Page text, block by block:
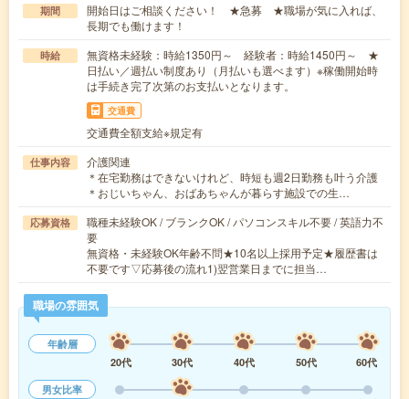
期間
開始日はご相談ください！ ★急募 ★職場が気に入れば、
長期でも働けます！
時給
無資格未経験：時給1350円～ 経験者：時給1450円～ ★
日払い／週払い制度あり（月払いも選べます）※稼働開始時
は手続き完了次第のお支払いとなります。
交通費
交通費全額支給※規定有
仕事内容
介護関連
＊在宅勤務はできないけれど、時短も週2日勤務も叶う介護
＊おじいちゃん、おばあちゃんが暮らす施設での生…
応募資格
職種未経験OK / ブランクOK / パソコンスキル不要 / 英語力不
要
無資格・未経験OK年齢不問★10名以上採用予定★履歴書は
不要です▽応募後の流れ1)翌営業日までに担当…
職場の雰囲気
年齢層
20代
30代 40代 50代
60代
男女比率